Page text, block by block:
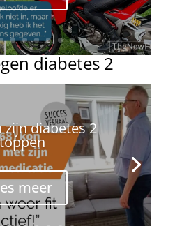
diabetes 2
na 30 jaar
meer